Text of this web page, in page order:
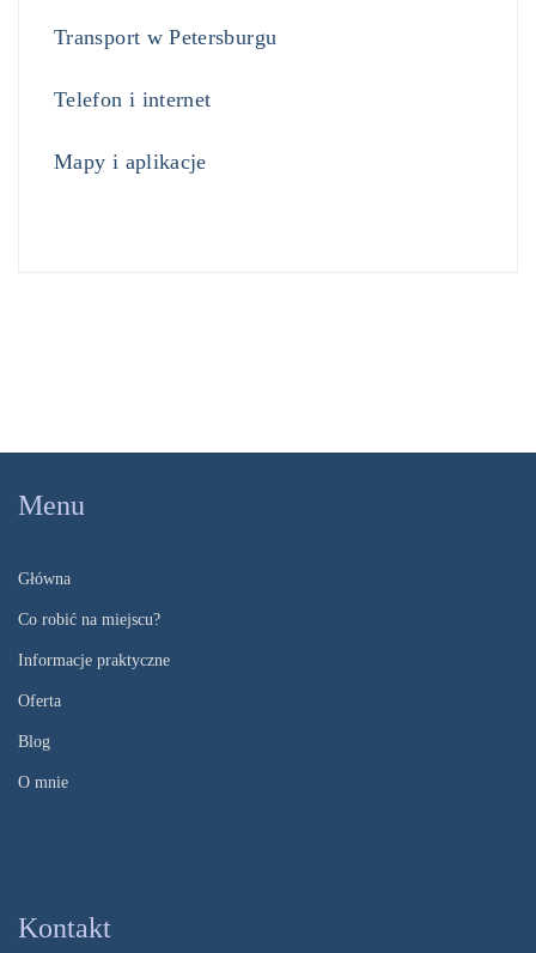
Transport w Petersburgu
Telefon i internet
Mapy i aplikacje
Menu
Główna
Co robić na miejscu?
Informacje praktyczne
Oferta
Blog
O mnie
Kontakt